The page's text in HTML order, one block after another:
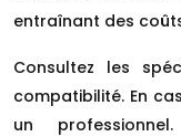
entraînant des
Consultez les
compatibilité. En
un